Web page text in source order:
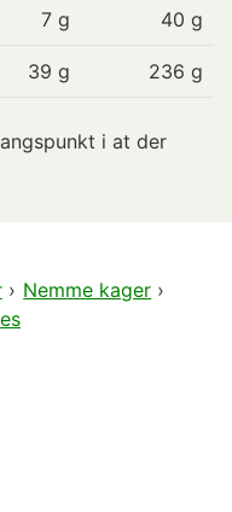
7 g 40 g
39 g 236 g
i at der
› Nemme kager ›